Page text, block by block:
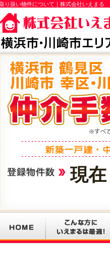
り扱い物件について｜株式会社いえまる
現在